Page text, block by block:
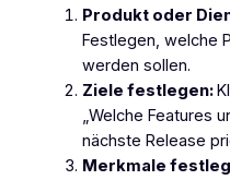
Produkt oder
Festlegen, welche
werden sollen.
Ziele festlegen:
„Welche Features
nächste Release
Merkmale